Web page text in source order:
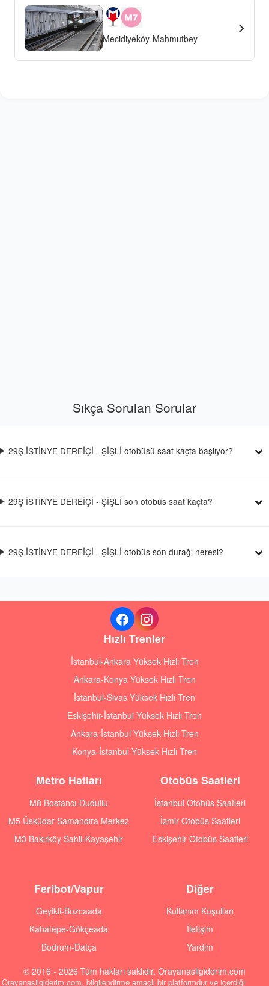
Mecidiyeköy-Mahmutbey
Sıkça Sorulan Sorular
29Ş İSTİNYE DEREİÇİ - ŞİŞLİ otobüsü saat kaçta başlıyor?
29Ş İSTİNYE DEREİÇİ - ŞİŞLİ son otobüs saat kaçta?
29Ş İSTİNYE DEREİÇİ - ŞİŞLİ otobüs son durağı neresi?
Hızlı Trenler
İstanbul-Ankara Yüksek Hızlı Tren
Ankara-Konya Yüksek Hızlı Tren
İstanbul-Sivas Yüksek Hızlı Tren
Eskişehir-İstanbul Yüksek Hızlı Tren
Ankara-İstanbul Yüksek Hızlı Tren
Konya-İstanbul Yüksek Hızlı Tren
Metro Hatları
M8 Bostancı-Dudullu
M5 Üsküdar-Samandıra Merkez
M3 Bakırköy Sahil-Kayaşehir
Otobüs Saatleri
İstanbul Otobüs Saatleri
İzmir Otobüs Saatleri
Eskişehir Otobüs Saatleri
Feribot/Vapur
Geyikli-Bozcaada
Kabatepe-Gökçeada
Bodrum-Datça
Diğer
Kullanım Koşulları
İletişim
Yardım
© 2016 - 2026 Tüm hakları saklıdır. Orayanasilgiderim.com
Orayanasilgiderim.com, bilgilendirme amaçlı bir platformdur ve içerdiği